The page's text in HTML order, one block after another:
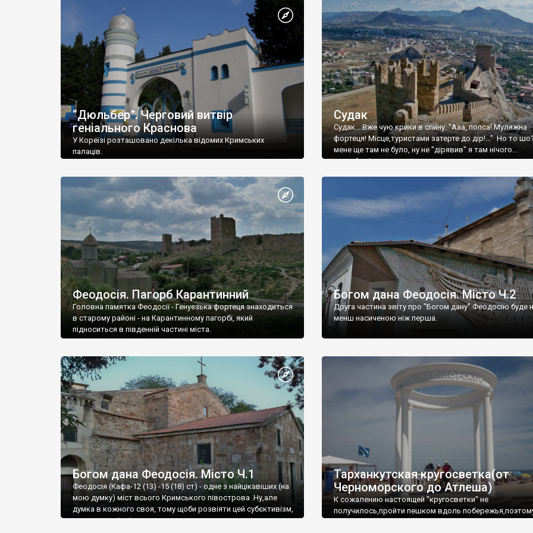
“Дюльбер”. Черговий витвір
геніального Краснова
У Кореїзі розташовано декілька відомих Кримських
палаців.
Судак
Судак... Вже чую крики в спину: "Ааа, попса! Муляжна
фортеця! Місце,туристами затерте до дір!..." Но то
мене ще там не було, ну не "дірявив" я там нічого...
принаймні до цього літа.
Феодосія. Пагорб Карантинний
Головна памятка Феодосії - Генуезька фортеця знаходиться
в старому районі - на Карантинному пагорбі, який
підноситься в південній частині міста.
Богом дана Феодосія. Місто Ч.2
Друга частина звіту про "Богом дану" Феодосію буде
менш насиченою ніж перша.
Богом дана Феодосія. Місто Ч.1
Феодосія (Кафа-12 (13) -15 (18) ст) - одне з найцікавіших (на
мою думку) міст всього Кримського півострова .Ну,але
думка в кожного своя, тому щоби розвіяти цей субєктивізм,
запрошую відвідати це
Тарханкутская кругосветка(от
Черноморского до Атлеша)
К сожалению настоящей "кругосветки" не
получилось,пройти пешком вдоль